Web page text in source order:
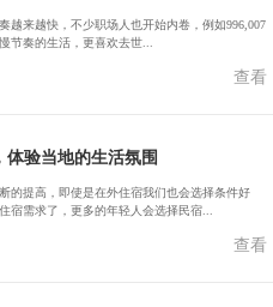
越来越快，不少职场人也开始内卷，例如996,007
节奏的生活，更喜欢去世...
查看
验当地的生活氛围
的提高，即使是在外住宿我们也会选择条件好
宿需求了，更多的年轻人会选择民宿...
查看